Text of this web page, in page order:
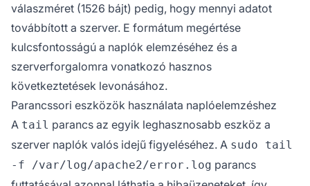
válaszméret (1526 bájt) pedig, hogy mennyi adatot
továbbított a szerver. E formátum megértése
kulcsfontosságú a naplók elemzéséhez és a
szerverforgalomra vonatkozó hasznos
következtetések levonásához.
Parancssori eszközök használata naplóelemzéshez
A tail parancs az egyik leghasznosabb eszköz a
szerver naplók valós idejű figyeléséhez. A sudo tail
-f /var/log/apache2/error.log parancs